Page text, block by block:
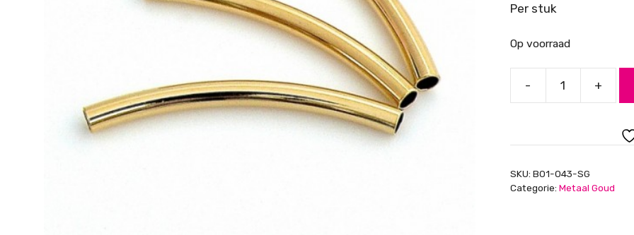
Per stuk
Op voorraad
-
3x35mm,
aantal
+
SKU: B01-043-SG
Categorie: Metaal Goud